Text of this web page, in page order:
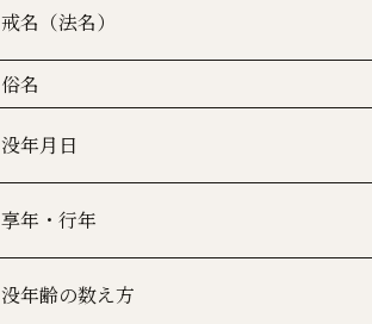
戒名（法名）
俗名
没年月日
享年・行年
没年齢の数え方